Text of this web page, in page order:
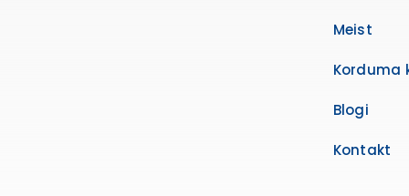
Meist
Korduma
Blogi
Kontakt